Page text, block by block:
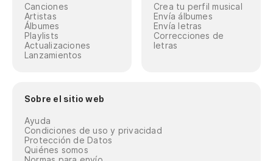
Canciones
Artistas
Álbumes
Playlists
Actualizaciones
Lanzamientos
Crea tu perfil musical
Envía álbumes
Envía letras
Correcciones de
letras
Sobre el sitio web
Ayuda
Condiciones de uso y privacidad
Protección de Datos
Quiénes somos